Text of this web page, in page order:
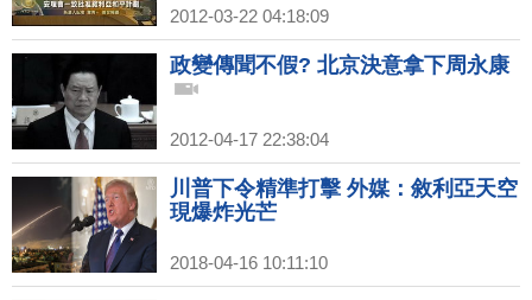
2012-03-22 04:18:09
政變傳聞不假? 北京決意拿下周永康
2012-04-17 22:38:04
川普下令精準打擊 外媒：敘利亞天空
現爆炸光芒
2018-04-16 10:11:10